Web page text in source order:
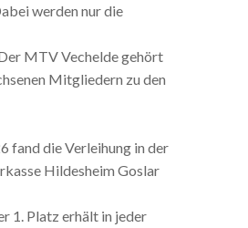
werden nur die
MTV Vechelde gehört
Mitgliedern zu den
fand die Verleihung in der
Hildesheim Goslar
1. Platz erhält in jeder